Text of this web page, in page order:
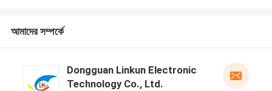
আমাদের সম্পর্কে
Dongguan Linkun Electronic
Technology Co., Ltd.